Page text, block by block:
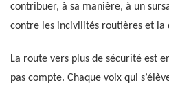
contribuer, à sa manière, à un
contre les incivilités routières et la
La route vers plus de sécurité est
pas compte. Chaque voix qui